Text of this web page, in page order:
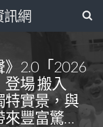
訊網
》2.0「2026
場 搬入
特實景，與
來豐富驚